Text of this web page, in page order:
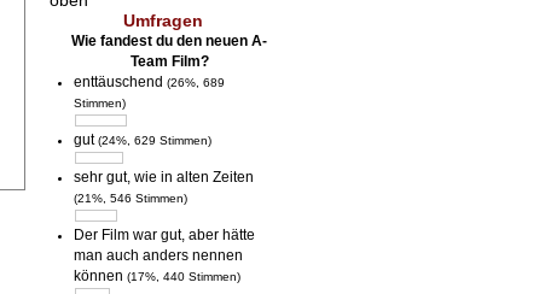
Umfragen
Wie fandest du den neuen A-
Team Film?
enttäuschend (26%, 689
Stimmen)
gut(24%, 629 Stimmen)
sehr gut, wie in alten Zeiten
(21%, 546 Stimmen)
Der Film war gut, aber hätte
man auch anders nennen
können (17%, 440 Stimmen)